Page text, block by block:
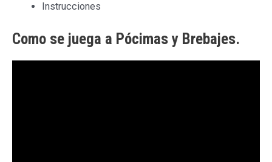
Instrucciones
Como se juega a Pócimas y Brebajes.